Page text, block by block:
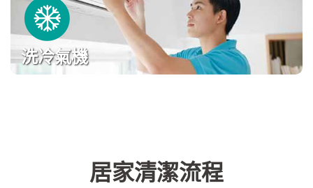
洗冷氣機
居家清潔流程